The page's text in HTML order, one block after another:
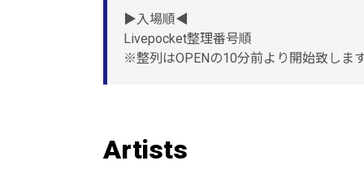
▶︎入場順◀︎
Livepocket整理番号順
※整列はOPENの10分前より開始致しま
Artists